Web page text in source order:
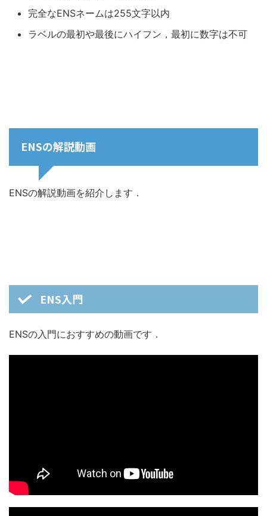
完全なENSネームは255文字以内
ラベルの最初や最後にハイフン，最初に数字は不可
ENSの解説動画
ENSの解説動画を紹介します．
ENS入門
ENSの入門におすすめの動画です．